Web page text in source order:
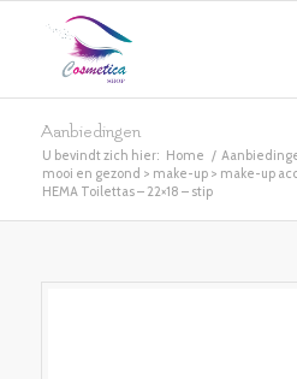
Aanbiedingen
U bevindt zich hier: Home /
mooi en gezond > make-up > make-up
HEMA Toilettas – 22×18 – stip